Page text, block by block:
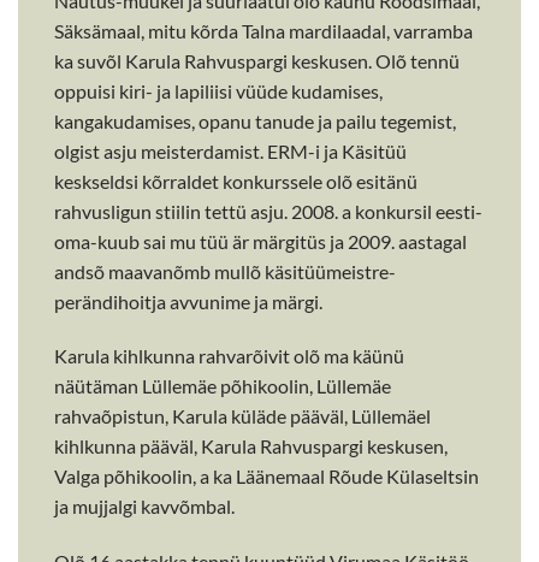
Säksämaal, mitu kõrda Talna mardilaadal, varramba
ka suvõl Karula Rahvuspargi keskusen. Olõ tennü
oppuisi kiri- ja lapiliisi vüüde kudamises,
kangakudamises, opanu tanude ja pailu tegemist,
olgist asju meisterdamist. ERM-i ja Käsitüü
keskseldsi kõrraldet konkurssele olõ esitänü
rahvusligun stiilin tettü asju. 2008. a konkursil eesti-
oma-kuub sai mu tüü är märgitüs ja 2009. aastagal
andsõ maavanõmb mullõ käsitüümeistre-
perändihoitja avvunime ja märgi.
Karula kihlkunna rahvarõivit olõ ma käünü
näütäman Lüllemäe põhikoolin, Lüllemäe
rahvaõpistun, Karula küläde pääväl, Lüllemäel
kihlkunna pääväl, Karula Rahvuspargi keskusen,
Valga põhikoolin, a ka Läänemaal Rõude Külaseltsin
ja mujjalgi kavvõmbal.